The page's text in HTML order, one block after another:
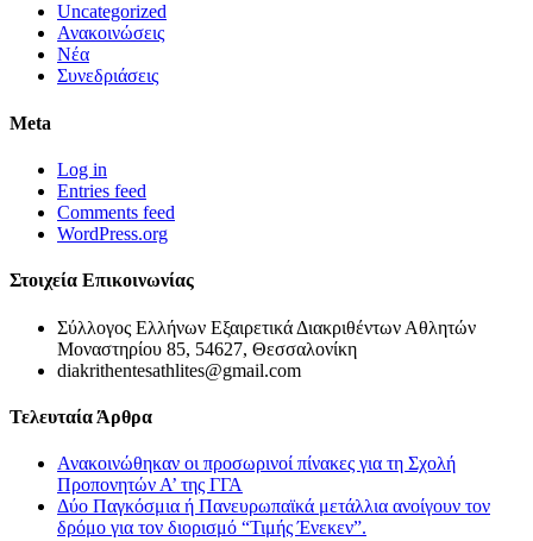
Uncategorized
Ανακοινώσεις
Νέα
Συνεδριάσεις
Meta
Log in
Entries feed
Comments feed
WordPress.org
Στοιχεία Επικοινωνίας
Σύλλογος Ελλήνων Εξαιρετικά Διακριθέντων Αθλητών
Μοναστηρίου 85, 54627, Θεσσαλονίκη
diakrithentesathlites@gmail.com
Τελευταία Άρθρα
Ανακοινώθηκαν οι προσωρινοί πίνακες για τη Σχολή
Προπονητών Α’ της ΓΓΑ
Δύο Παγκόσμια ή Πανευρωπαϊκά μετάλλια ανοίγουν τον
δρόμο για τον διορισμό “Τιμής Ένεκεν”.